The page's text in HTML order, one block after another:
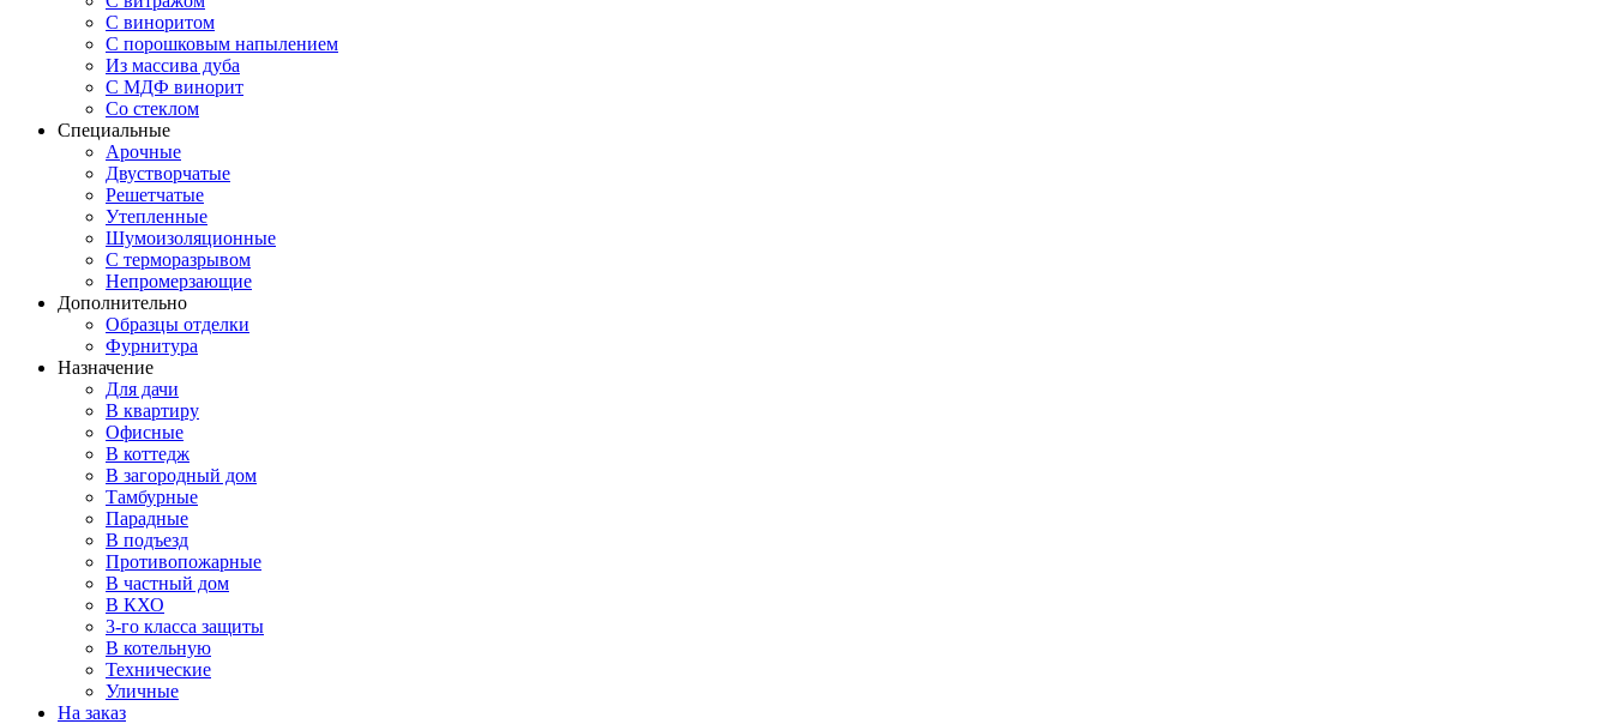
С виноритом
С порошковым напылением
Из массива дуба
С МДФ винорит
Со стеклом
Специальные
Арочные
Двустворчатые
Решетчатые
Утепленные
Шумоизоляционные
С терморазрывом
Непромерзающие
Дополнительно
Образцы отделки
Фурнитура
Назначение
Для дачи
В квартиру
Офисные
В коттедж
В загородный дом
Тамбурные
Парадные
В подъезд
Противопожарные
В частный дом
В КХО
3-го класса защиты
В котельную
Технические
Уличные
На заказ